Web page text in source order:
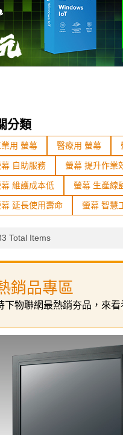
分類
用 螢幕 醫療用 螢幕
自助服務 螢幕 提升作業
維護成本低 螢幕 生產線
延長使用壽命 螢幕 智慧
Total Items
銷品專區
下物聯網最熱銷夯品，來看